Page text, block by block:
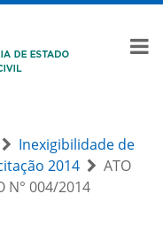
Inexigibilidade de
2014
ATO
N° 004/2014